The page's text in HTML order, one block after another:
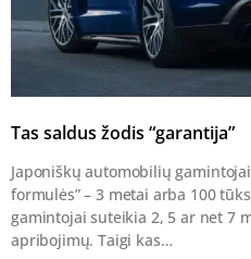
Tas saldus žodis “garantija”
Japoniškų automobilių
formulės” – 3 metai arba 100
gamintojai suteikia 2, 5 ar net 7
apribojimų. Taigi kas…